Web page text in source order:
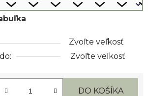
Zvoľte veľkosť
Zvoľte veľkosť
DO KOŠÍKA